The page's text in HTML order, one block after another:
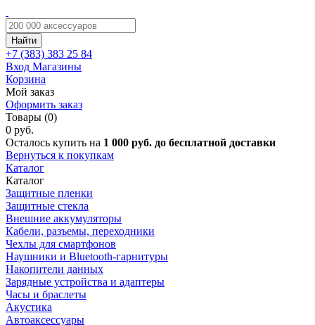
Найти
+7 (383) 383 25 84
Вход Магазины
Корзина
Мой заказ
Оформить заказ
Товары (0)
0 руб.
Осталось купить на 1 000 руб. до бесплатной доставки
Вернуться к покупкам
Каталог
Каталог
Защитные пленки
Защитные стекла
Внешние аккумуляторы
Кабели, разъемы, переходники
Чехлы для смартфонов
Наушники и Bluetooth-гарнитуры
Накопители данных
Зарядные устройства и адаптеры
Часы и браслеты
Акустика
Автоаксессуары